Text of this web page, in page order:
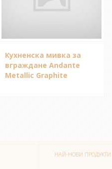
Кухненска мивка за
вграждане Andante
Metallic Graphite
НАЙ-НОВИ ПРОДУКТИ